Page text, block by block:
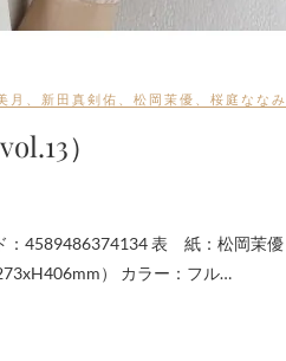
月 新田真剣佑 松岡茉優 桜庭ななみ
）
） カラー：フル…